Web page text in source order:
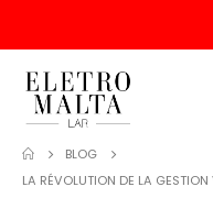
BLOG
LA RÉVOLUTION DE LA GESTION